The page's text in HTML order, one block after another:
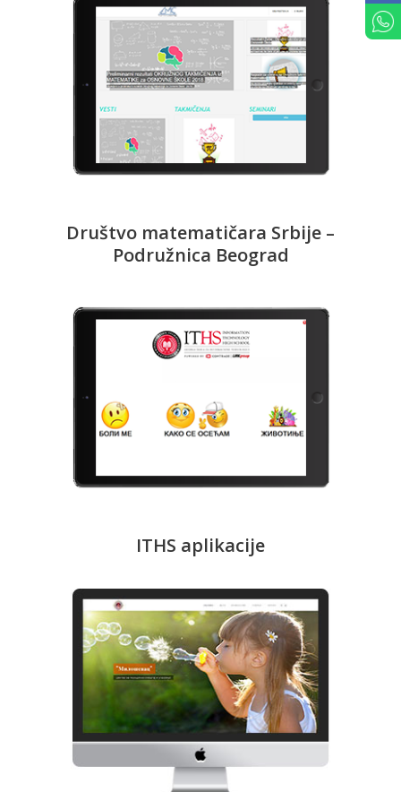
Društvo matematičara Srbije –
Podružnica Beograd
ITHS aplikacije